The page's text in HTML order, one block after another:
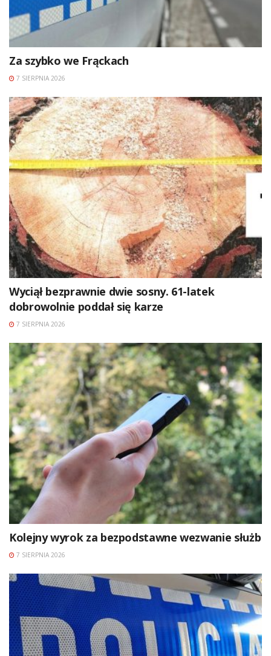
Za szybko we Frąckach
7 SIERPNIA 2026
Wyciął bezprawnie dwie sosny. 61-latek
dobrowolnie poddał się karze
7 SIERPNIA 2026
Kolejny wyrok za bezpodstawne wezwanie służb
7 SIERPNIA 2026